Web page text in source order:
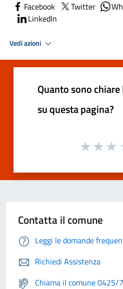
Facebook Twitter
LinkedIn
Vedi azioni
Quanto sono
su questa pagina?
Contatta il comune
Leggi le domande
Richiedi Assistenza
Chiama il comune 0425/